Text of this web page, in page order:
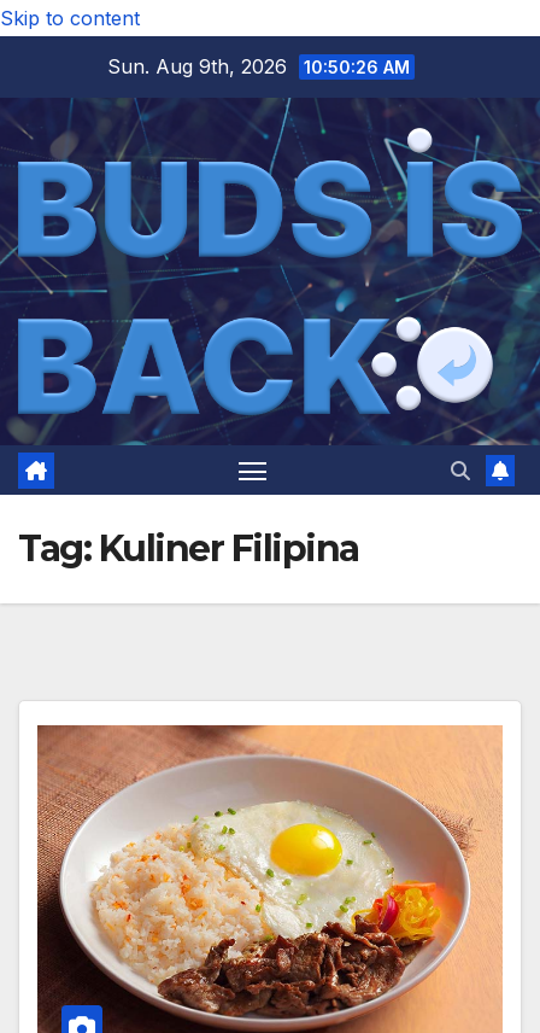
Skip to content
Sun. Aug 9th, 2026
10:50:27 AM
Tag: Kuliner Filipina